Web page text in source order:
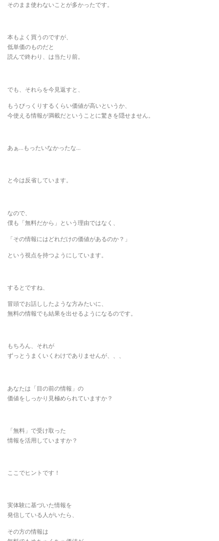
そのまま使わないことが多かったです。
本もよく買うのですが、
低単価のものだと
読んで終わり、は当たり前。
でも、それらを今見返すと、
もうびっくりするくらい価値が高いというか、
今使える情報が満載だということに驚きを隠せません。
あぁ…もったいなかったな…
と今は反省しています。
なので、
僕も「無料だから」という理由ではなく、
「その情報にはどれだけの価値があるのか？」
という視点を持つようにしています。
するとですね、
冒頭でお話ししたような方みたいに、
無料の情報でも結果を出せるようになるのです。
もちろん、それが
ずっとうまくいくわけでありませんが、、、
あなたは「目の前の情報」の
価値をしっかり見極められていますか？
「無料」で受け取った
情報を活用していますか？
ここでヒントです！
実体験に基づいた情報を
発信している人がいたら、
その方の情報は